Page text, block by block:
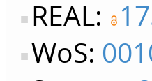
REAL:
WoS: